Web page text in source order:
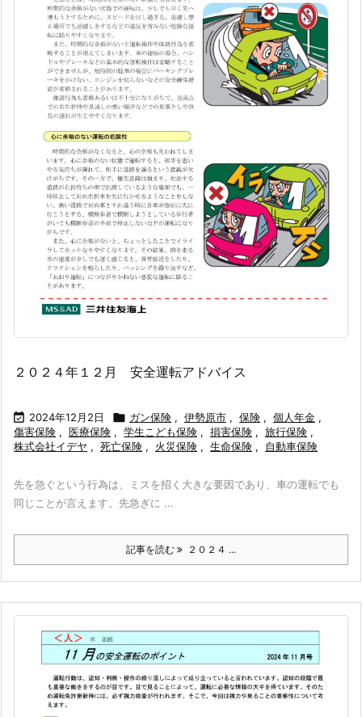
２０２４年１２月 安全運転アドバイス
 2024年12月2日  ガン保険 , 伊勢原市 , 保険 , 個人年金 ,
傷害保険 , 医療保険 , 学生こども保険 , 損害保険 , 旅行保険 ,
株式会社イデヤ , 死亡保険 , 火災保険 , 生命保険 , 自動車保険
先を急ぐという行為は、ミスを招く大きな要因であり、車の運転でも
同じことが言えます。先急ぎに ...
記事を読む ２０２４ ...